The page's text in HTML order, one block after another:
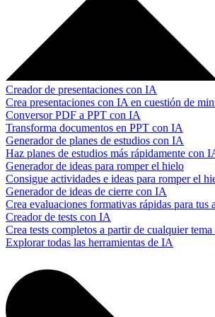
Creador de presentaciones con IA
Crea presentaciones con IA en cuestión de
Conversor PDF a PPT con IA
Transforma documentos en PPT con IA
Generador de planes de estudios con IA
Haz planes de estudios más rápidamente con
Generador de ideas para romper el hielo
Consigue actividades e ideas para romper el
Generador de ideas de cierre con IA
Crea evaluaciones formativas rápidas para tus
Creador de tests con IA
Crea tests completos a partir de cualquier
Explorar todas las herramientas de IA